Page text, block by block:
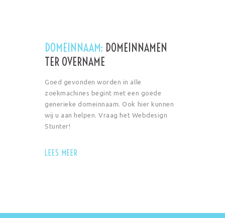
DOMEINNAAM: DOMEINNAMEN
TER OVERNAME
Goed gevonden worden in alle
zoekmachines begint met een goede
generieke domeinnaam. Ook hier kunnen
wij u aan helpen. Vraag het Webdesign
Stunter!
LEES MEER